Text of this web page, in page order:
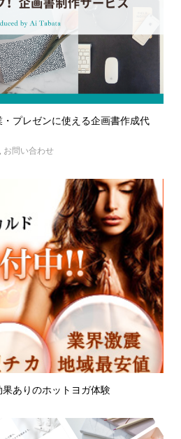
・プレゼンに使える企画書作成代
, お問い合わせ
ありのホットヨガ体験